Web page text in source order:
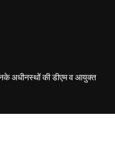
अधीनस्थों की डीएम व आयुक्त